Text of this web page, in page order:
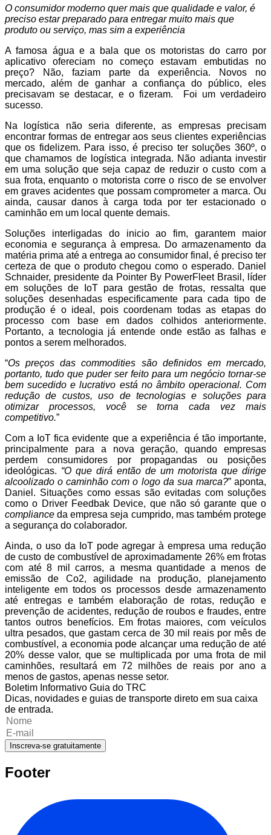
O consumidor moderno quer mais que qualidade e valor, é
preciso estar preparado para entregar muito mais que
produto ou serviço, mas sim a experiência
A famosa água e a bala que os motoristas do carro por
aplicativo ofereciam no começo estavam embutidas no
preço? Não, faziam parte da experiência. Novos no
mercado, além de ganhar a confiança do público, eles
precisavam se destacar, e o fizeram. Foi um verdadeiro
sucesso.
Na logística não seria diferente, as empresas precisam
encontrar formas de entregar aos seus clientes experiências
que os fidelizem. Para isso, é preciso ter soluções 360º, o
que chamamos de logística integrada. Não adianta investir
em uma solução que seja capaz de reduzir o custo com a
sua frota, enquanto o motorista corre o risco de se envolver
em graves acidentes que possam comprometer a marca. Ou
ainda, causar danos à carga toda por ter estacionado o
caminhão em um local quente demais.
Soluções interligadas do inicio ao fim, garantem maior
economia e segurança à empresa. Do armazenamento da
matéria prima até a entrega ao consumidor final, é preciso ter
certeza de que o produto chegou como o esperado. Daniel
Schnaider, presidente da Pointer By PowerFleet Brasil, líder
em soluções de IoT para gestão de frotas, ressalta que
soluções desenhadas especificamente para cada tipo de
produção é o ideal, pois coordenam todas as etapas do
processo com base em dados colhidos anteriormente.
Portanto, a tecnologia já entende onde estão as falhas e
pontos a serem melhorados.
“Os preços das commodities são definidos em mercado,
portanto, tudo que puder ser feito para um negócio tornar-se
bem sucedido e lucrativo está no âmbito operacional. Com
redução de custos, uso de tecnologias e soluções para
otimizar processos, você se torna cada vez mais
competitivo.”
Com a IoT fica evidente que a experiência é tão importante,
principalmente para a nova geração, quando empresas
perdem consumidores por propagandas ou posições
ideológicas. “O que dirá então de um motorista que dirige
alcoolizado o caminhão com o logo da sua marca?” aponta,
Daniel. Situações como essas são evitadas com soluções
como o Driver Feedbak Device, que não só garante que o
compliance da empresa seja cumprido, mas também protege
a segurança do colaborador.
Ainda, o uso da IoT pode agregar à empresa uma redução
de custo de combustível de aproximadamente 26% em frotas
com até 8 mil carros, a mesma quantidade a menos de
emissão de Co2, agilidade na produção, planejamento
inteligente em todos os processos desde armazenamento
até entregas e também elaboração de rotas, redução e
prevenção de acidentes, redução de roubos e fraudes, entre
tantos outros benefícios. Em frotas maiores, com veículos
ultra pesados, que gastam cerca de 30 mil reais por mês de
combustível, a economia pode alcançar uma redução de até
20% desse valor, que se multiplicada por uma frota de mil
caminhões, resultará em 72 milhões de reais por ano a
menos de gastos, apenas nesse setor.
Boletim Informativo Guia do TRC
Dicas, novidades e guias de transporte direto em sua caixa
de entrada.
Inscreva-se gratuitamente
Footer